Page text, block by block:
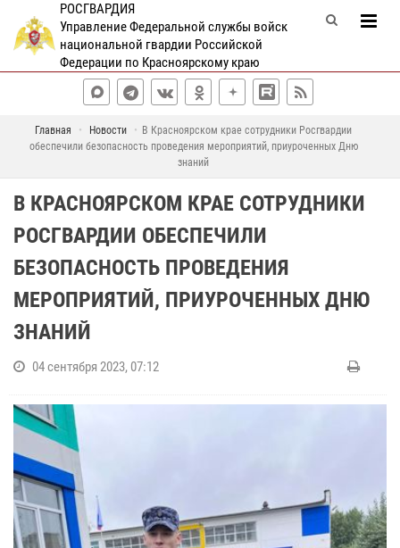
РОСГВАРДИЯ
Управление Федеральной службы войск
национальной гвардии Российской
Федерации по Красноярскому краю
Главная Новости
В Красноярском крае сотрудники Росгвардии
обеспечили безопасность проведения мероприятий, приуроченных Дню
знаний
В КРАСНОЯРСКОМ КРАЕ СОТРУДНИКИ
РОСГВАРДИИ ОБЕСПЕЧИЛИ
БЕЗОПАСНОСТЬ ПРОВЕДЕНИЯ
МЕРОПРИЯТИЙ, ПРИУРОЧЕННЫХ ДНЮ
ЗНАНИЙ
04 сентября 2023, 07:12